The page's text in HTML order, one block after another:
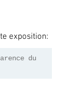
exposition:
du